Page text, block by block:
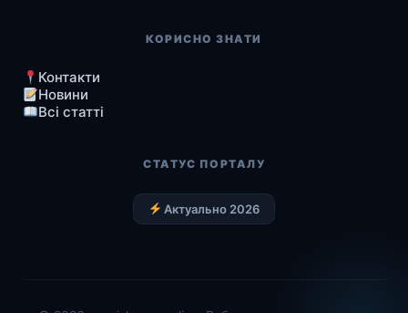
КОРИСНО ЗНАТИ
Контакти
Новини
Всі статті
СТАТУС ПОРТАЛУ
Актуально 2026